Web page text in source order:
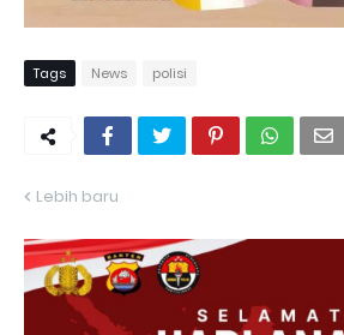
Tags News polisi
Lebih baru